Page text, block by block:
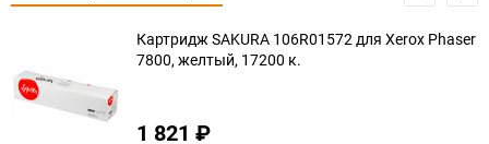
Картридж SAKURA 106R01572 для Xerox Phaser
7800, желтый, 17200 к.
1 821 ₽